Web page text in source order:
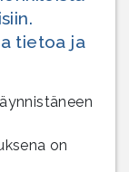
tietoa ja
on